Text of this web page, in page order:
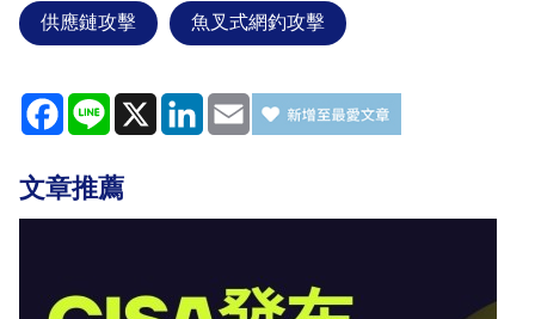
供應鏈攻擊 魚叉式網釣攻擊
Facebook
Line X LinkedIn
Email
文章推薦